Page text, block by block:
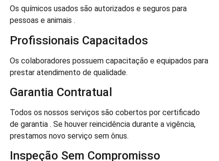
Os químicos usados são autorizados e seguros para
pessoas e animais .
Profissionais Capacitados
Os colaboradores possuem capacitação e equipados para
prestar atendimento de qualidade.
Garantia Contratual
Todos os nossos serviços são cobertos por certificado
de garantia . Se houver reincidência durante a vigência,
prestamos novo serviço sem ônus.
Inspeção Sem Compromisso